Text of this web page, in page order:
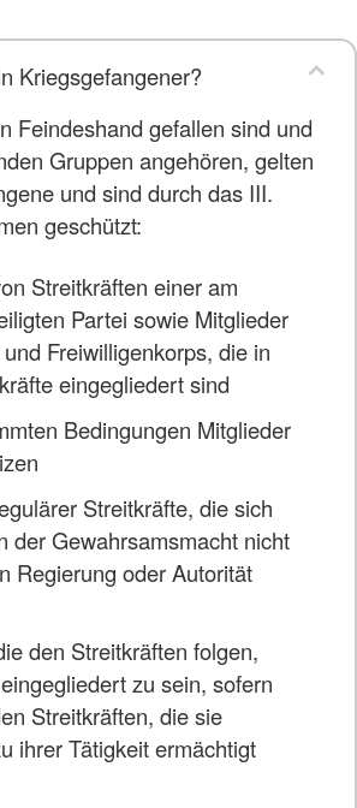
Kriegsgefangener?
Feindeshand gefallen sind und
Gruppen angehören, gelten
und sind durch das III.
geschützt:
Streitkräften einer am
Partei sowie Mitglieder
Freiwilligenkorps, die in
eingegliedert sind
Bedingungen Mitglieder
Streitkräfte, die sich
der Gewahrsamsmacht nicht
Regierung oder Autorität
den Streitkräften folgen,
zu sein, sofern
Streitkräften, die sie
ihrer Tätigkeit ermächtigt